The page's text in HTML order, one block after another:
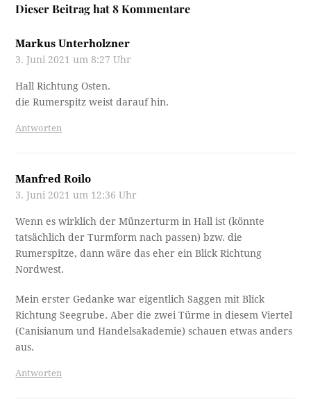
Dieser Beitrag hat 8 Kommentare
Markus Unterholzner
3. Juni 2021 um 8:27 Uhr
Hall Richtung Osten.
die Rumerspitz weist darauf hin.
Antworten
Manfred Roilo
3. Juni 2021 um 12:36 Uhr
Wenn es wirklich der Münzerturm in Hall ist (könnte
tatsächlich der Turmform nach passen) bzw. die
Rumerspitze, dann wäre das eher ein Blick Richtung
Nordwest.
Mein erster Gedanke war eigentlich Saggen mit Blick
Richtung Seegrube. Aber die zwei Türme in diesem Viertel
(Canisianum und Handelsakademie) schauen etwas anders
aus.
Antworten